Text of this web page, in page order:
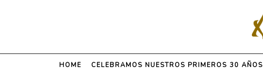
HOME CELEBRAMOS NUESTROS PRIMEROS 30 AÑOS